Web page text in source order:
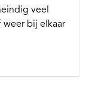
veel
weer bij elkaar